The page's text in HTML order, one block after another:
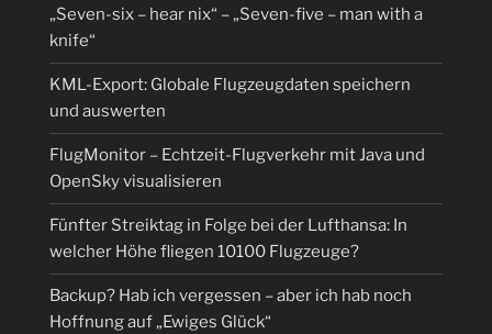
„Seven-six – hear nix“ – „Seven-five – man with a
knife“
KML-Export: Globale Flugzeugdaten speichern
und auswerten
FlugMonitor – Echtzeit-Flugverkehr mit Java und
OpenSky visualisieren
Fünfter Streiktag in Folge bei der Lufthansa: In
welcher Höhe fliegen 10100 Flugzeuge?
Backup? Hab ich vergessen – aber ich hab noch
Hoffnung auf „Ewiges Glück“